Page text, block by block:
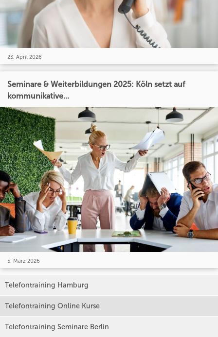
23. April 2026
Seminare & Weiterbildungen 2025: Köln setzt auf
kommunikative...
5. März 2026
Telefontraining Hamburg
Telefontraining Online Kurse
Telefontraining Seminare Berlin